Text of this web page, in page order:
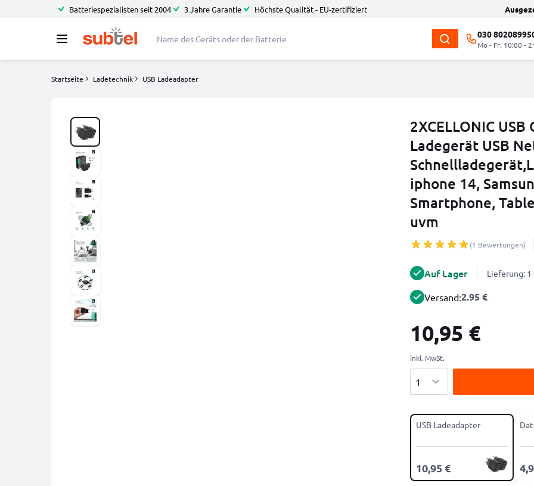
Batteriespezialisten seit 2004 3 Jahre Garantie Höchste Qualität - EU-zertifiziert
030
Mo - Fr: 10:00 -
Startseite Ladetechnik USB Ladeadapter
2XCELLONIC
Ladegerät USB
iphone 14,
Smartphone,
uvm
(1 Bewertungen)
Auf Lager Lieferung:
Versand:2.95 €
10,95 €
inkl. MwSt.
USB Ladeadapter
10,95 €